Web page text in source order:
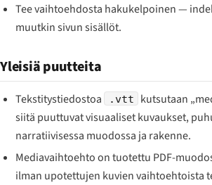
Tee vaihtoehdosta hakukelpoinen —
muutkin sivun sisällöt.
Yleisiä puutteita
Tekstitystiedostoa .vtt
kutsutaan
siitä puuttuvat visuaaliset kuvaukset,
narratiivisessa muodossa ja rakenne.
Mediavaihtoehto on tuotettu PDF-
ilman upotettujen kuvien vaihtoehtoista